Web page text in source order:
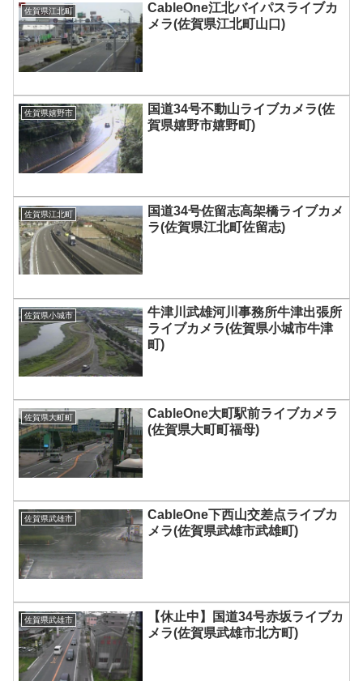
佐賀県江北町
CableOne江北バイパスライブカ
メラ(佐賀県江北町山口)
佐賀県嬉野市
国道34号不動山ライブカメラ(佐
賀県嬉野市嬉野町)
佐賀県江北町
国道34号佐留志高架橋ライブカメ
ラ(佐賀県江北町佐留志)
佐賀県小城市
牛津川武雄河川事務所牛津出張所
ライブカメラ(佐賀県小城市牛津
町)
佐賀県大町町
CableOne大町駅前ライブカメラ
(佐賀県大町町福母)
佐賀県武雄市
CableOne下西山交差点ライブカ
メラ(佐賀県武雄市武雄町)
佐賀県武雄市
【休止中】国道34号赤坂ライブカ
メラ(佐賀県武雄市北方町)